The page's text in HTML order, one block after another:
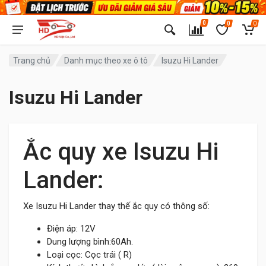
0 0 0
Trang chủ Danh mục theo xe ô tô Isuzu Hi Lander
Isuzu Hi Lander
Ắc quy xe Isuzu Hi
Lander:
Xe Isuzu Hi Lander thay thế ắc quy có thông số:
Điện áp: 12V
Dung lượng bình:60Ah.
Loại cọc: Cọc trái ( R)